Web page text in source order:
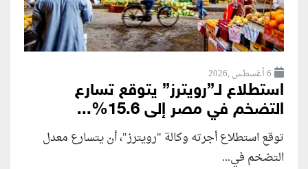
6 أغسطس ,2026
استطلاع لـ”رويترز” يتوقع تسارع
التضخم في مصر إلى 15.6%...
توقع استطلاع أجرته وكالة "رويترز"، أن يتسارع ‌معدل
التضخم في...